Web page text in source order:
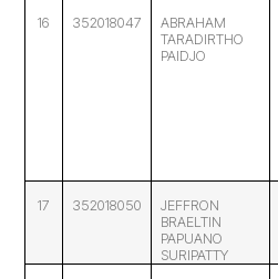
16 352018047
ABRAHAM
TARADIRTHO
PAIDJO
17 352018050
JEFFRON
BRAELTIN
PAPUANO
SURIPATTY